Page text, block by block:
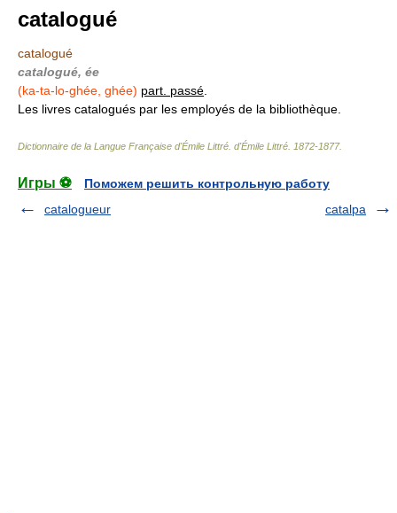
catalogué
catalogué
catalogué, ée
(ka-ta-lo-ghée, ghée) part. passé
Les livres catalogués par les employés de la bibliothèque.
Dictionnaire de la Langue Française d'Émile Littré d'Émile Littré 1872-1877.
Игры ⚽
Поможем решить контрольную работу
catalogueur
catalpa